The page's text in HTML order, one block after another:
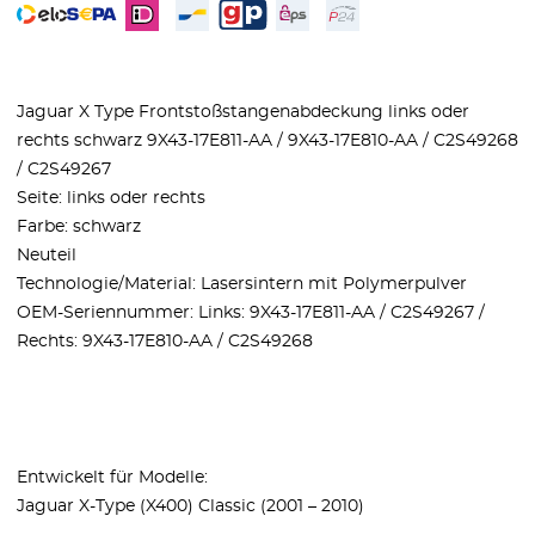
Jaguar X Type Frontstoßstangenabdeckung links oder
rechts schwarz 9X43-17E811-AA / 9X43-17E810-AA / C2S49268
/ C2S49267
Seite: links oder rechts
Farbe: schwarz
Neuteil
Technologie/Material: Lasersintern mit Polymerpulver
OEM-Seriennummer: Links: 9X43-17E811-AA / C2S49267 /
Rechts: 9X43-17E810-AA / C2S49268
Entwickelt für Modelle:
Jaguar X-Type (X400) Classic (2001 – 2010)